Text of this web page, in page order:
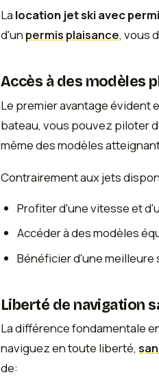
La location jet ski avec
d'un permis plaisance, vous
Accès à des modèles
Le premier avantage évident
bateau, vous pouvez piloter
même des modèles
Contrairement aux jets
Profiter d'une vitesse et
Accéder à des modèles
Bénéficier d'une
Liberté de navigation
La différence fondamentale
naviguez en toute liberté,
de: